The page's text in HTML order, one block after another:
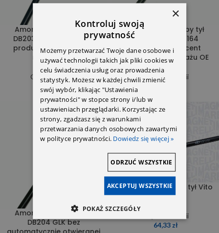
Amortyzator klapy tył
DB203 combi Stabilus-
producent pierwszego
montażu OE
Części karoserii
45,56
zł
Amortyzator klapy tył
DB204 2049801164
Stabilus-producent
pierwszego montażu OE
Części karoserii
Amortyzator klapy tył
DB204 GLK bez
Amortyzator klapy tył Vito
639
Części karoserii
64,33 zł
×
Kontroluj swoją
prywatność
Możemy przetwarzać Twoje dane osobowe i
używać technologii takich jak pliki cookies w
celu świadczenia usług oraz prowadzenia
statystyk. Możesz w każdej chwili zmienić
swój wybór, klikając "Ustawienia
prywatności" w stopce strony i/lub w
ustawieniach przeglądarki. Korzystając ze
strony, zgadzasz się z warunkami
przetwarzania danych osobowych zawartymi
w polityce prywatności. Dowiedz się więcej »
AKCEPTUJ WSZYSTKIE
ODRZUĆ WSZYSTKIE
POKAŻ SZCZEGÓŁY